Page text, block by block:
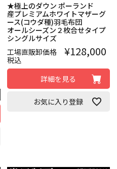
★極上のダウン ポーランド
産プレミアムホワイトマザーグ
ース(コウダ種)羽毛布団
オールシーズン２枚合せタイプ
シングルサイズ
工場直販卸価格
¥128,000
税込
詳細を見る
お気に入り登録